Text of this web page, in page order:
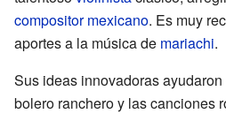
compositor mexicano. Es muy
aportes a la música de mariachi.
Sus ideas innovadoras
bolero ranchero y las canciones